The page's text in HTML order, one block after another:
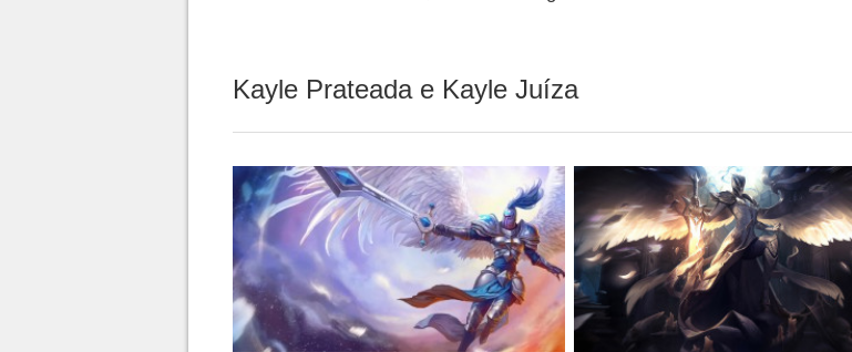
Kayle Prateada e Kayle Juíza